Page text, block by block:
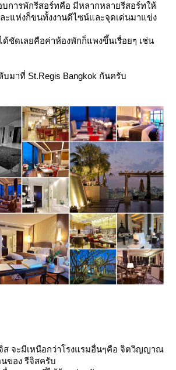
การพักรีสอร์ทคือ มีหลากหลายรีสอร์ทให้
ะแห่งก็ขนทั้งงานดีไซน์และจุดเด่นมาแข่ง
ด้ชัดเลยคือค่าห้องพักก็แพงขึ้นเรื่อยๆ เช่น
มาที่ St.Regis Bangkok กันครับ
ส จะมีเหนือกว่าโรงแรมอื่นๆคือ จิตวิญญาณ
ของ รีจิสครับ